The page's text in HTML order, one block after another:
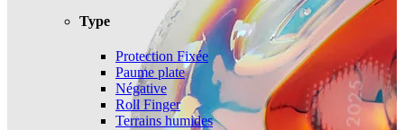
Type
Protection Fixée
Paume plate
Négative
Roll Finger
Terrains humides